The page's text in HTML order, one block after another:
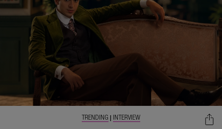
TRENDING | INTERVIEW